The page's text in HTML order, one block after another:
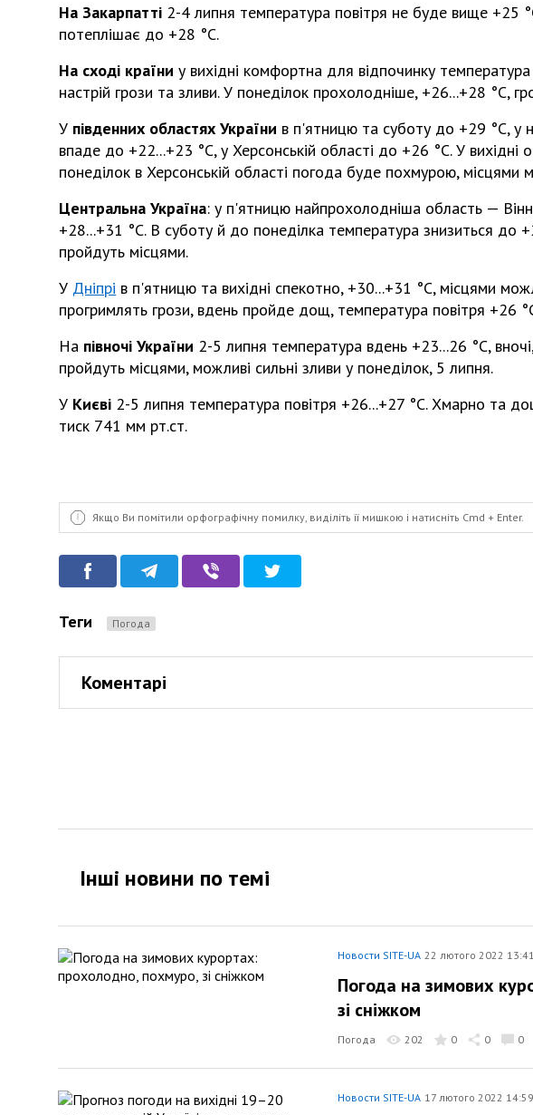
На Закарпатті 2-4 липня температура повітря не буде вище +25
потеплішає до +28 °С.
На сході країни у вихідні комфортна для відпочинку
настрій грози та зливи. У понеділок прохолодніше, +26...+28 °С,
У південних областях України в п'ятницю та суботу до +29 °С, у
впаде до +22...+23 °С, у Херсонській області до +26 °С. У вихідні
понеділок в Херсонській області погода буде похмурою, місцями
Центральна Україна: у п'ятницю найпрохолодніша область —
+28...+31 °С. В суботу й до понеділка температура знизиться до
пройдуть місцями.
У Дніпрі в п'ятницю та вихідні спекотно, +30...+31 °С, місцями
прогримлять грози, вдень пройде дощ, температура повітря +26
На півночі України 2-5 липня температура вдень +23...26 °С,
пройдуть місцями, можливі сильні зливи у понеділок, 5 липня.
У Києві 2-5 липня температура повітря +26...+27 °С. Хмарно та
тиск 741 мм рт.ст.
Якщо Ви помітили орфографічну помилку, виділіть її мишкою і натисніть Cmd + Enter.
Теги Погода
Коментарі
Інші новини по темi
Новости SITE-UA 22 лютого 2022 13:41
Погода на зимових
зі сніжком
Погода 202 0 0 0
Новости SITE-UA 17 лютого 2022 14:59